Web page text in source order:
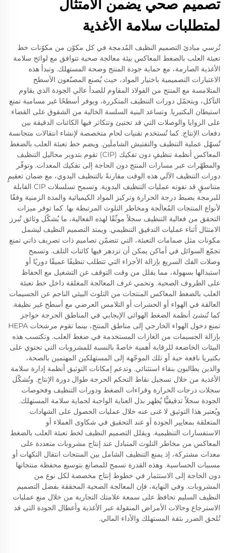
تصميم صحي يضمن الامتثال
لمتطلبات سلامة الأغذية
تُرسي مبادئ التصميم النظيف المُدمجة في كل مكوّن من مكوّنات خط
تعبئة العلب بالضغط المعاكس بيئة معالجة صحية تتوافق مع لوائح سلامة
الأغذية الصارمة، مع حماية جودة المنتج وصحة المستهلك. وتبدأ هذه
الاعتبارات التصميمية باختيار المواد، حيث يُصنع المصنّعون الأسطح
المتلامسة مع المنتج من الفولاذ المقاوم للصدأ عالي الجودة الذي يقاوم
التآكل، ويتحمّل دورات التنظيف المتكررة، ويوفر أسطحًا غير مسامية تمنع
استيطان البكتيريا. وتساعد البنية السلسة الخالية من الشقوق على القضاء
على الزوايا والوصلات التي قد تختبئ وتتكاثر فيها الكائنات الدقيقة بين
دفعات الإنتاج. كما تُستخدم تقنيات لحام متخصصة لإنشاء انتقالات متجانسة
تُسهّل عملية التنظيف والتفتيش الشاملَين. ويضم خط تعبئة العلب بالضغط
المعاكس أنظمة تنظيفٍ دون تفكيك (CIP) تقوم بتدوير محاليل التنظيف
والمطهّرات عبر مسارات المنتج دون الحاجة إلى تفكيك المعدات. وتوفّر
دورات التنظيف الآلي هذه الوقت مقارنةً بالتنظيف اليدوي، مع ضمان تعقيمٍ
متناسقٍ قد تفوته عمليات التنظيف اليدوية. وتسمح تسلسلات CIP القابلة
للبرمجة بضبط درجة الحرارة وتركيز المواد الكيميائية والمدة الزمنية وفقًا
لأنواع المنتجات المُعالَجة ومخاطر التلوث المرتبطة بها. كما توفر ميزات
التحقق من فعالية التنظيف سجلاً موثّقًا لهذه الفعالية، ما يُشكّل وثائق تُبرز
الامتثال أثناء عمليات التدقيق التنظيمي. ويمتد التصميم النظيف ليشمل
مكونات مثل صمامات التعبئة، التي تتضمّن تصاميم ذات تصريف ذاتي تمنع
تجمّع السوائل في أماكن يمكن أن تزدهر فيها كائنات التلف. وتسمح
وصلات الفك السريع بإزالة الأجزاء التي تتطلب تنظيفًا عميقًا دوريًا أو
استبدالها بسهولة، مما يقلل من وقت التوقف عن التشغيل مع الحفاظ
على الظروف الصحية. وتحمي غرف المعالجة المغلقة داخل خط تعبئة
العلب بالضغط المعاكس المنتجات من التلوث البيئي الناجم عن الجسيمات
العالقة في الهواء أو الحشرات أو التلامس العرضي مع أسطح غير نظيفة.
كما تُنشئ أنظمة الضغط الهوائي الإيجابي في المناطق الحرجة حواجز
تمنع دخول الهواء الخارجي إلى مناطق المنتج، بينما تقوم مرشحات HEPA
بإزالة الجسيمات من الغازات المستخدمة في ضغط العلب. وتكتسب هذه
البيئات الخاضعة للرقابة أهمية خاصةً بالنسبة للمشروبات التي تحتوي على
بكتيريا نافعة حية أو تلك الموجّهة إلى المستهلكين المهتمين بالصحة،
والذين يطالبون بنقاء استثنائي. وتدعم إمكانات التوثيق أنظمة إدارة سلامة
الأغذية من خلال تسجيل نقاط التحكم الحرجة طوال دورة الإنتاج. وتُشكّل
سجلات درجات الحرارة وقراءات الضغط ودورات التنظيف وفحوصات
الجودة سجلاً تدقيقيًّا يُظهر بذل العناية الواجبة لحماية سلامة المستهلك.
ويُعتبر هذا التوثيق لا غنى عنه خلال عمليات الحصول على الشهادات
المتعلقة بمعايير الجودة أو عند التحقيق في شكاوى العملاء أو
الاستفسارات التنظيمية. ويقلل التصميم النظيف لخط تعبئة العلب بالضغط
المعاكس من مخاطر التلوث المتبادل عند إنتاج مشروبات متعددة على
معدات مشتركة، إذ يمنع التنظيف الشامل بين المنتجات انتقال النكهات أو
مسببات الحساسية. وهذه القدرة تسمح للمصانع بتوسيع محفظة منتجاتها
دون الحاجة إلى الاستثمار في خطوط إنتاج مخصصة لكل نوع من
المشروبات. وفي النهاية، فإن المعالجة الصحية المحققة بفضل التصميم
النظيف السليم تحافظ على سمعة علامتك التجارية من خلال منع عمليات
الاسترجاع وحالات الأمراض المنقولة عبر الأغذية وأعطال الجودة التي قد
تُلحق الضرر بثقة المستهلك والأداء المالي.